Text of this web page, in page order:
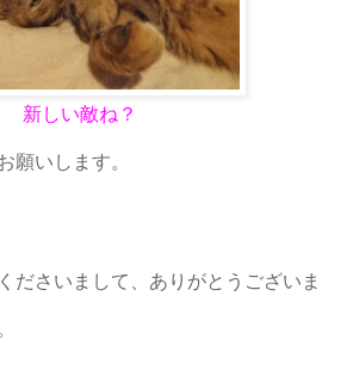
新しい敵ね？
願いします。
ださいまして、ありがとうございま